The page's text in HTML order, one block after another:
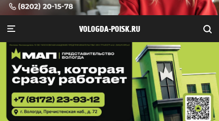
VOLOGDA-POISK.RU